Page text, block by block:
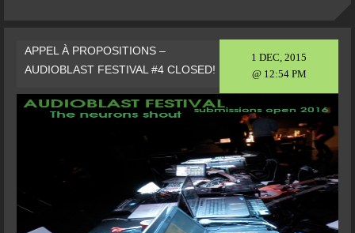
1 DEC, 2015
@ 12:54 PM
APPEL À PROPOSITIONS –
AUDIOBLAST FESTIVAL #4 CLOSED!